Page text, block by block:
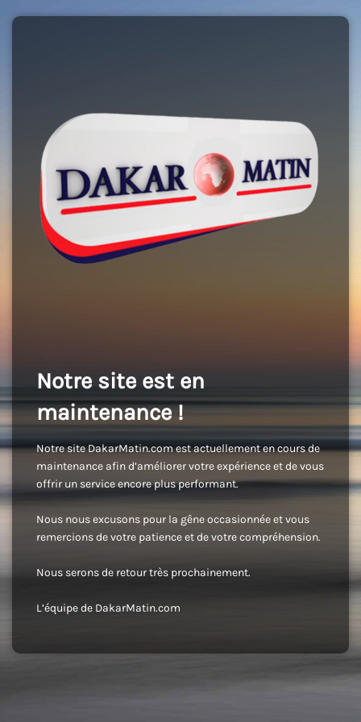
Notre site est en
maintenance !
Notre site DakarMatin.com est actuellement en cours de
maintenance afin d’améliorer votre expérience et de vous
offrir un service encore plus performant.
Nous nous excusons pour la gêne occasionnée et vous
remercions de votre patience et de votre compréhension.
Nous serons de retour très prochainement.
L’équipe de DakarMatin.com